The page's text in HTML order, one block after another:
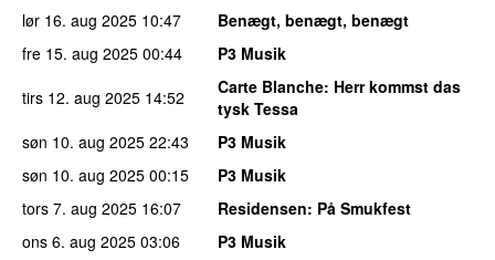
lør 16. aug 2025 10:47
Benægt, benægt, benægt
fre 15. aug 2025 00:44
P3 Musik
tirs 12. aug 2025 14:52 Carte Blanche: Herr kommst das
tysk Tessa
søn 10. aug 2025 22:43
P3 Musik
søn 10. aug 2025 00:15
P3 Musik
tors 7. aug 2025 16:07 Residensen: På Smukfest
ons 6. aug 2025 03:06 P3 Musik